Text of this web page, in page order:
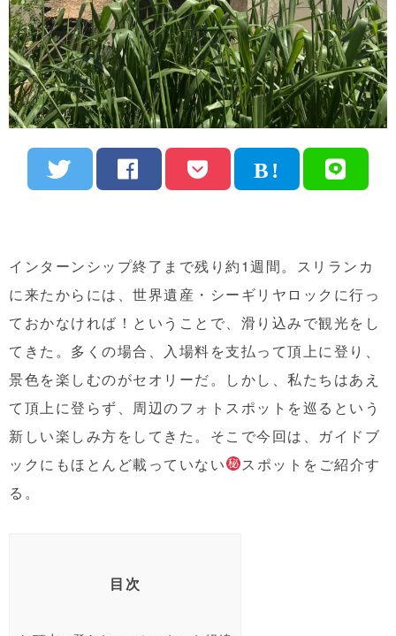
インターンシップ終了まで残り約1週間。スリランカ
に来たからには、世界遺産・シーギリヤロックに行っ
ておかなければ！ということで、滑り込みで観光をし
てきた。多くの場合、入場料を支払って頂上に登り、
景色を楽しむのがセオリーだ。しかし、私たちはあえ
て頂上に登らず、周辺のフォトスポットを巡るという
新しい楽しみ方をしてきた。そこで今回は、ガイドブ
ックにもほとんど載っていない
スポットをご紹介す
る。
目次